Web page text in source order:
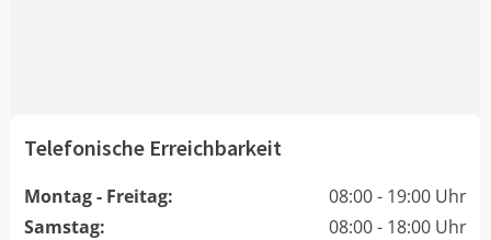
Telefonische Erreichbarkeit
Montag - Freitag:
08:00 - 19:00 Uhr
Samstag:
08:00 - 18:00 Uhr